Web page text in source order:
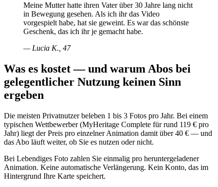
Meine Mutter hatte ihren Vater über 30 Jahre lang nicht
in Bewegung gesehen. Als ich ihr das Video
vorgespielt habe, hat sie geweint. Es war das schönste
Geschenk, das ich ihr je gemacht habe.
— Lucia K., 47
Was es kostet — und warum Abos bei
gelegentlicher Nutzung keinen Sinn
ergeben
Die meisten Privatnutzer beleben 1 bis 3 Fotos pro Jahr. Bei einem
typischen Wettbewerber (MyHeritage Complete für rund 119 € pro
Jahr) liegt der Preis pro einzelner Animation damit über 40 € — und
das Abo läuft weiter, ob Sie es nutzen oder nicht.
Bei Lebendiges Foto zahlen Sie einmalig pro heruntergeladener
Animation. Keine automatische Verlängerung. Kein Konto, das im
Hintergrund Ihre Karte speichert.